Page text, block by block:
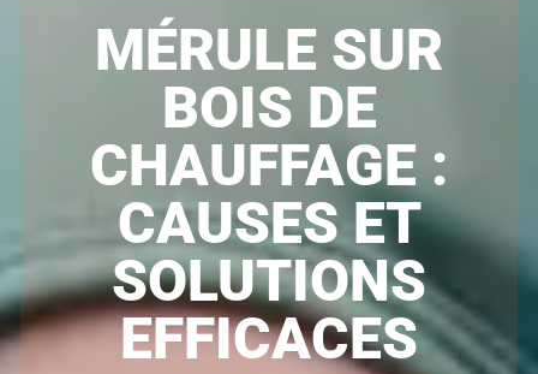
MÉRULE SUR
BOIS DE
CHAUFFAGE :
CAUSES ET
SOLUTIONS
EFFICACES